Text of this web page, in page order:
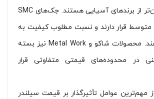
فستو معمولاً گران‌تر از برندهای آسیایی هستند. جک‌های SMC
قرار دارند و نسبت مطلوب کیفیت به
قیمت ارائه می‌دهند. محصولات شاکو و Metal Work نیز بسته
در محدوده‌های قیمتی متفاوتی قرار
عوامل تأثیرگذار بر قیمت سیلندر